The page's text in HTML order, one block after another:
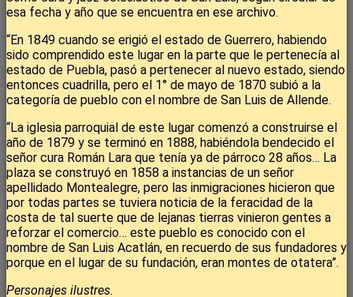
esa fecha y año que se encuentra en ese archivo.
“En 1849 cuando se erigió el estado de Guerrero, habiendo
sido comprendido este lugar en la parte que le pertenecía al
estado de Puebla, pasó a pertenecer al nuevo estado, siendo
entonces cuadrilla, pero el 1° de mayo de 1870 subió a la
categoría de pueblo con el nombre de San Luis de Allende.
“La iglesia parroquial de este lugar comenzó a construirse el
año de 1879 y se terminó en 1888, habiéndola bendecido el
señor cura Román Lara que tenía ya de párroco 28 años… La
plaza se construyó en 1858 a instancias de un señor
apellidado Montealegre, pero las inmigraciones hicieron que
por todas partes se tuviera noticia de la feracidad de la
costa de tal suerte que de lejanas tierras vinieron gentes a
reforzar el comercio… este pueblo es conocido con el
nombre de San Luis Acatlán, en recuerdo de sus fundadores y
porque en el lugar de su fundación, eran montes de otatera”.
Personajes ilustres.